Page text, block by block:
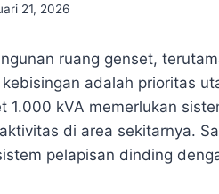
21, 2026
ruang genset,
adalah prioritas
1.000 kVA memerlukan
di area sekitarnya.
pelapisan dinding